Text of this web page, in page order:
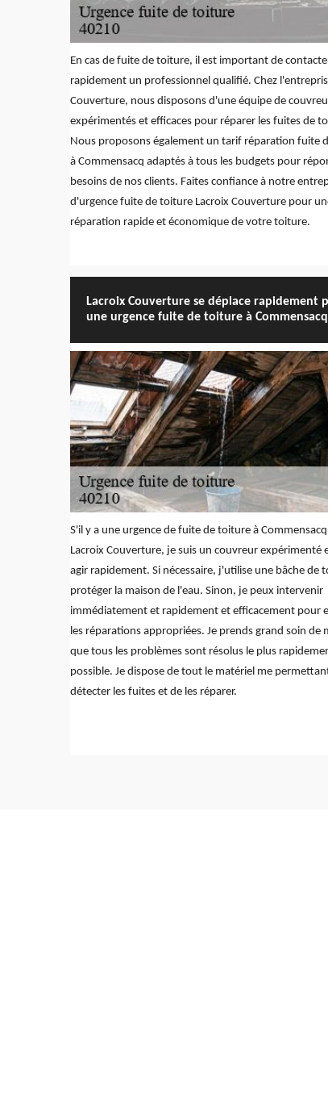
En cas de fuite de toiture, il est important de
rapidement un professionnel qualifié. Chez
Couverture, nous disposons d'une équipe de
expérimentés et efficaces pour réparer les fuites de
Nous proposons également un tarif réparation fuite
à Commensacq adaptés à tous les budgets pour
besoins de nos clients. Faites confiance à notre
d'urgence fuite de toiture Lacroix Couverture pour
réparation rapide et économique de votre toiture.
Lacroix Couverture se déplace rapidement
une urgence fuite de toiture à Commensacq
S'il y a une urgence de fuite de toiture à
Lacroix Couverture, je suis un couvreur expérimenté
agir rapidement. Si nécessaire, j'utilise une bâche de
protéger la maison de l'eau. Sinon, je peux intervenir
immédiatement et rapidement et efficacement pour
les réparations appropriées. Je prends grand soin de
que tous les problèmes sont résolus le plus
possible. Je dispose de tout le matériel me
détecter les fuites et de les réparer.